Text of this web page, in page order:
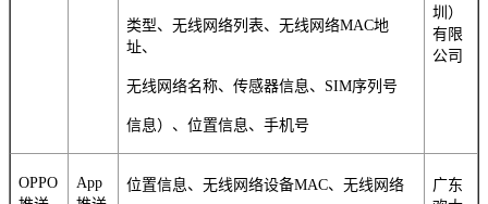
类型、无线网络列表、无线网络MAC地
址、
无线网络名称、传感器信息、SIM序列号
信息）、位置信息、手机号
圳）
有限
公司
OPPO
App
位置信息、无线网络设备MAC、无线网络
广东